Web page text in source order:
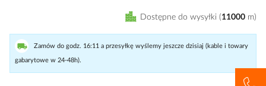
Dostępne do wysyłki 11000 m
Zamów do godz. 16:11 a przesyłkę wyślemy jeszcze dzisiaj (kable i towary
gabarytowe w 24-48h).